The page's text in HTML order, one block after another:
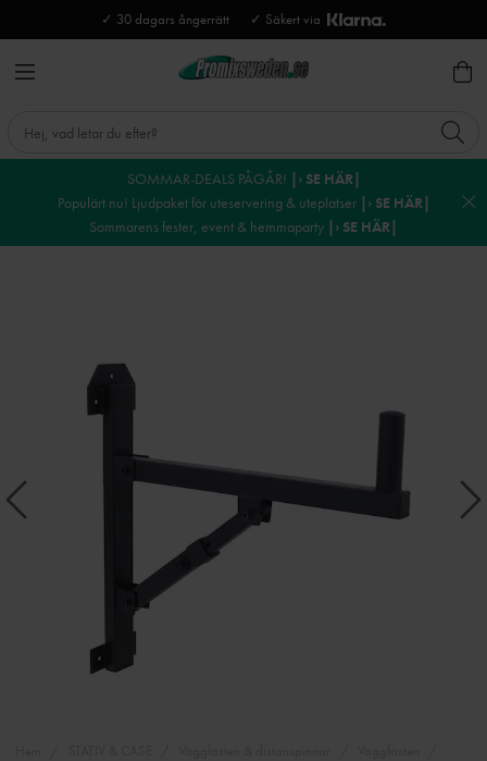
✓ 30 dagars ångerrätt ✓ Säkert via
SOMMAR-DEALS PÅGÅR! |› SE HÄR|
Populärt nu! Ljudpaket för uteservering & uteplatser |› SE HÄR|
Sommarens fester, event & hemmaparty |› SE HÄR|